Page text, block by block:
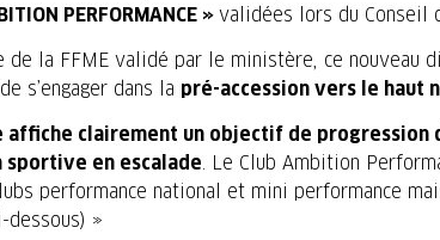
PERFORMANCE »validées lors du Conseil
de la FFME validé par le ministère, ce
s’engager dans la pré-accession vers le haut
affiche clairement un objectif de progression
sportive en escalade. Le Club Ambition
performance national et mini performance
»